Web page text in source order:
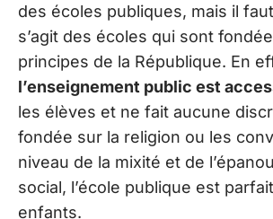
des écoles publiques, mais il
s’agit des écoles qui sont
principes de la République. En
l’enseignement public est
les élèves et ne fait aucune
fondée sur la religion ou les
niveau de la mixité et de
social, l’école publique est
enfants.